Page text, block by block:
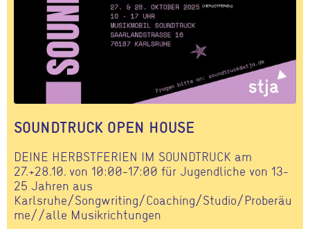
SOUNDTRUCK OPEN HOUSE
DEINE HERBSTFERIEN IM SOUNDTRUCK am
27.+28.10. von 10:00-17:00 für Jugendliche von 13-
25 Jahren aus
Karlsruhe/Songwriting/Coaching/Studio/Proberäu
me//alle Musikrichtungen